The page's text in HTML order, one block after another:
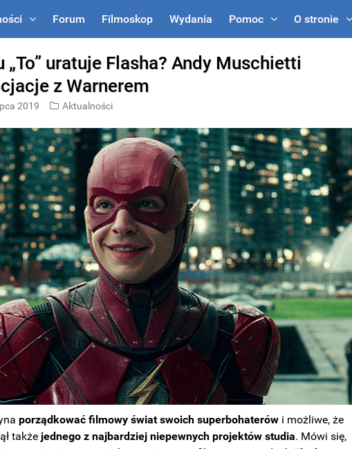
Forum Filmoskop Wydania Pomoc O stronie
uratuje Flasha? Andy Muschietti
z Warnerem
2019 Aktualności
porządkować filmowy świat swoich superbohaterów i możliwe, że
takżejednego z najbardziej niepewnych projektów studia. Mówi się,